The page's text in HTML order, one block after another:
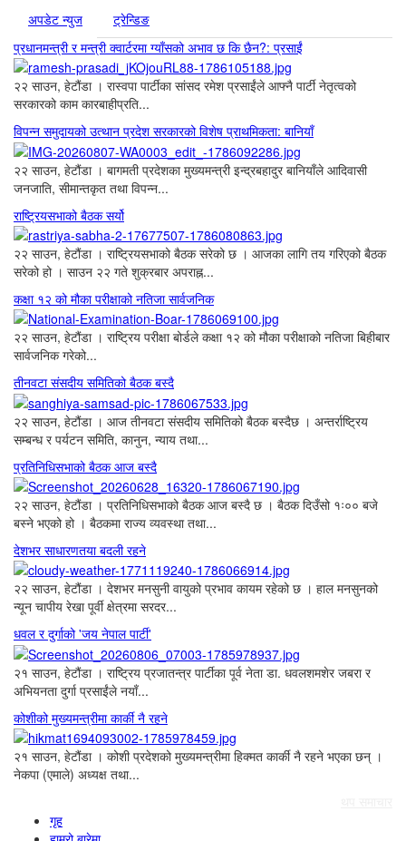
अपडेट न्युज
ट्रेन्डिङ
प्रधानमन्त्री र मन्त्री क्वार्टरमा ग्याँसको अभाव छ कि छैन?: प्रसाईं
२२ साउन, हेटौंडा । रास्वपा पार्टीका सांसद रमेश प्रसाईंले आफ्नै पार्टी नेतृत्वको
सरकारको काम कारबाहीप्रति...
विपन्न समुदायको उत्थान प्रदेश सरकारको विशेष प्राथमिकता: बानियाँ
२२ साउन, हेटौंडा । बागमती प्रदेशका मुख्यमन्त्री इन्द्रबहादुर बानियाँले आदिवासी
जनजाति, सीमान्तकृत तथा विपन्न...
राष्ट्रियसभाको बैठक सर्यो
२२ साउन, हेटौंडा । राष्ट्रियसभाको बैठक सरेको छ । आजका लागि तय गरिएको बैठक
सरेको हो । साउन २२ गते शुक्रबार अपराह्न...
कक्षा १२ को मौका परीक्षाको नतिजा सार्वजनिक
२२ साउन, हेटौंडा । राष्ट्रिय परीक्षा बोर्डले कक्षा १२ को मौका परीक्षाको नतिजा बिहीबार
सार्वजनिक गरेको...
तीनवटा संसदीय समितिको बैठक बस्दै
२२ साउन, हेटौंडा । आज तीनवटा संसदीय समितिको बैठक बस्दैछ । अन्तर्राष्ट्रिय
सम्बन्ध र पर्यटन समिति, कानुन, न्याय तथा...
प्रतिनिधिसभाको बैठक आज बस्दै
२२ साउन, हेटौंडा । प्रतिनिधिसभाको बैठक आज बस्दै छ । बैठक दिउँसो १ः०० बजे
बस्ने भएको हो । बैठकमा राज्य व्यवस्था तथा...
देशभर साधारणतया बदली रहने
२२ साउन, हेटौंडा । देशभर मनसुनी वायुको प्रभाव कायम रहेको छ । हाल मनसुनको
न्यून चापीय रेखा पूर्वी क्षेत्रमा सरदर...
धवल र दुर्गाको 'जय नेपाल पार्टी'
२१ साउन, हेटौंडा । राष्ट्रिय प्रजातन्त्र पार्टीका पूर्व नेता डा. धवलशमशेर जबरा र
अभियनता दुर्गा प्रसाईंले नयाँ...
कोशीको मुख्यमन्त्रीमा कार्की नै रहने
२१ साउन, हेटौंडा । कोशी प्रदेशको मुख्यमन्त्रीमा हिक्मत कार्की नै रहने भएका छन् ।
नेकपा (एमाले) अध्यक्ष तथा...
गृह